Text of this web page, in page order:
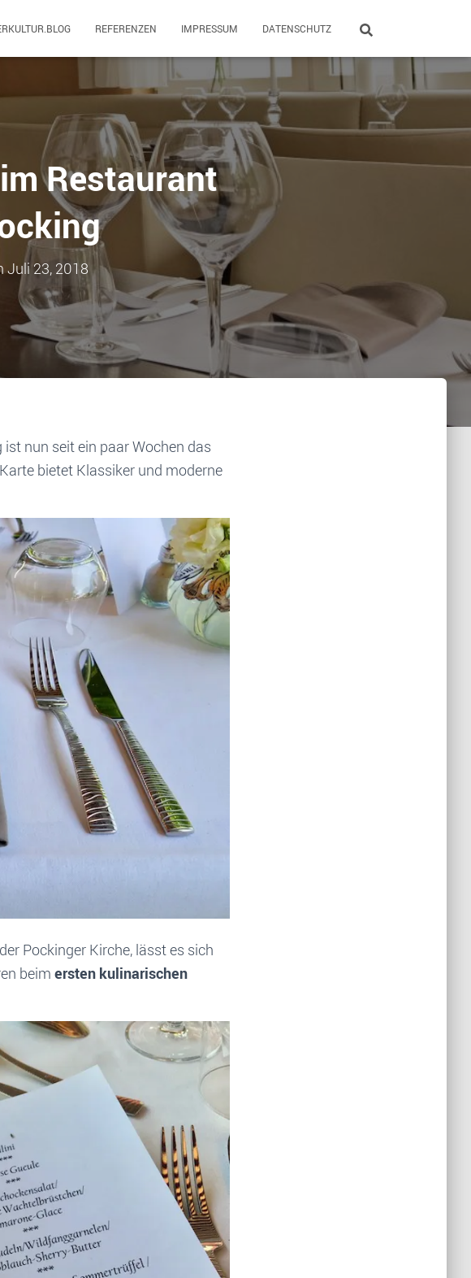
REFERENZEN IMPRESSUM DATENSCHUTZ
Restaurant
Juli 23, 2018
nun seit ein paar Wochen das
bietet Klassiker und moderne
Pockinger Kirche, lässt es sich
beim ersten kulinarischen